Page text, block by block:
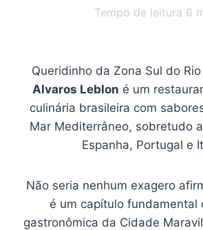
Tempo de leitura 6
Queridinho da Zona Sul do
Alvaros Leblon é um
culinária brasileira com
Mar Mediterrâneo, sobretudo
Espanha, Portugal e
Não seria nenhum exagero
é um capítulo fundamental
gastronômica da Cidade